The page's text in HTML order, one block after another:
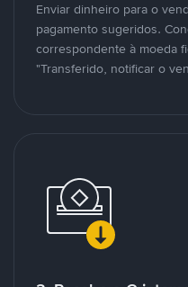
Enviar dinheiro para o
pagamento sugeridos.
correspondente à moeda
"Transferido, notificar o